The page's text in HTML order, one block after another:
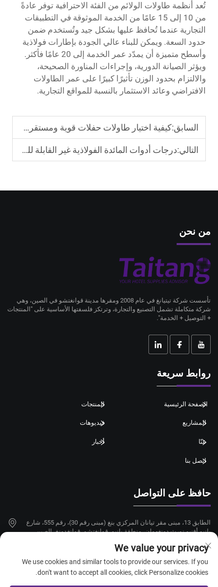
تُعد أنظمة طاولات الولائم من الفئة الاحترافية توفر عادةً
من 10 إلى 15 عامًا من الخدمة الموثوقة في التطبيقات
التجارية عندما تُحافظ عليها بشكل جيد وتُستخدم ضمن
حدود السعة. ويمكن للبناء عالي الجودة بإطارات فولاذية
وأسطح متميزة أن يمدّد عمر الخدمة إلى 20 عامًا فأكثر.
ويؤثر الصيانة الدورية، وإجراءات المناورة الصحيحة،
والالتزام بحدود الوزن تأثيرًا كبيرًا على عمر الطاولات
الافتراضي وعائد الاستثمار بالنسبة للمواقع التجارية.
السابق:كيفية اختيار طاولات حفلات قوية ومستقرة للفنادق
التالي:درجات أدوات المائدة الفولاذية غير القابلة للصدأ: ما يجب أن تعرفه الفنادق
من نحن
تأسست شركة تيتيانغ في عام 2008 ومقرها مدينة قوانغتشو في الصين، وهي
شركة متكاملة تشمل التصنيع والتجارة، وترتكز فلسفتها الأساسية على "المنتجات
+ التوصيل + الخدمة".
روابط سريعة
الصفحة الرئيسية المنتجات
المشاريع فيديوهات
عنّا أخبار
اتصل بنا
حافظ على التواصل
الطابق 13، مبنى مقر تيانان المركزي بنغ (مبنى رقم 30)، رقم 555، شارع
بانيو أفنيو نورث دونغهوان، منطقة بانيو، قوانغتشو، قوانغدونغ، الصين
+86-18924068214
We value your privacy
We use cookies and similar tools to provide our services. If you
don't want to accept all cookies, click Personalize cookies.